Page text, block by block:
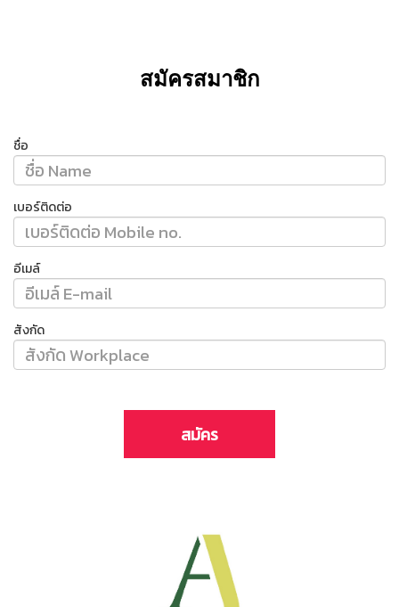
สมัครสมาชิก
ชื่อ
เบอร์ติดต่อ
อีเมล์
สังกัด
สมัคร